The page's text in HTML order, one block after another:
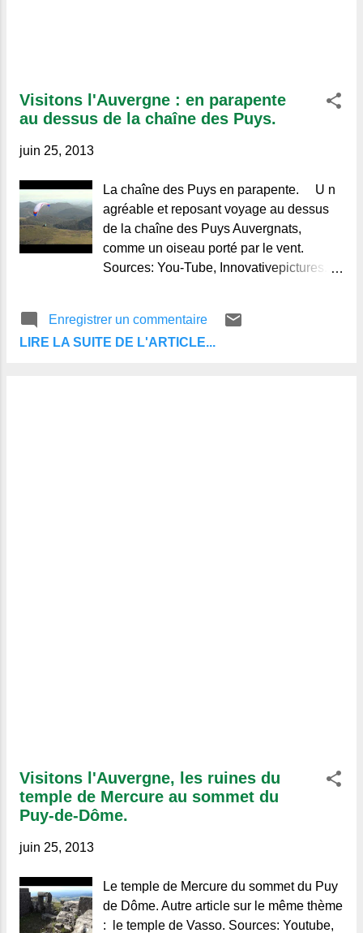
Visitons l'Auvergne : en parapente
au dessus de la chaîne des Puys.
juin 25, 2013
La chaîne des Puys en parapente. U n
agréable et reposant voyage au dessus
de la chaîne des Puys Auvergnats,
comme un oiseau porté par le vent.
Sources: You-Tube, Innovativepictures.fr.
aiment l'Auvergne et de ceux qui ne la
connaissent pas.
Enregistrer un commentaire
LIRE LA SUITE DE L'ARTICLE...
Visitons l'Auvergne, les ruines du
temple de Mercure au sommet du
Puy-de-Dôme.
juin 25, 2013
Le temple de Mercure du sommet du Puy
de Dôme. Autre article sur le même thème
: le temple de Vasso. Sources: Youtube,